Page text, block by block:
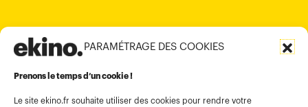
PARAMÉTRAGE DES COOKIES
Prenons le temps d’un cookie !
Le site ekino.fr souhaite utiliser des cookies pour rendre votre
Informations légales
Conditions générales d’utilisation
Politique de confidentialité